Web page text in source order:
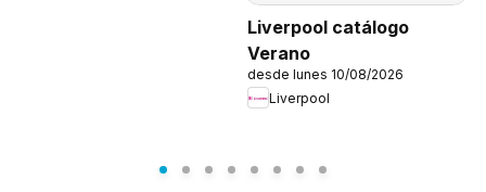
Liverpool catálogo
Verano
desde lunes 10/08/2026
Liverpool